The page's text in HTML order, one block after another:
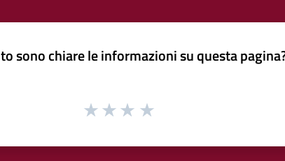
sono chiare le informazioni su questa